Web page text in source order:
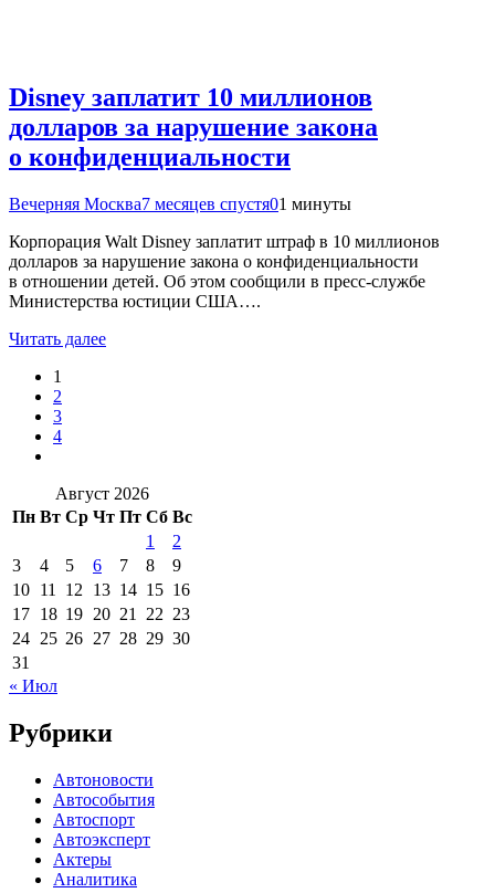
Disney заплатит 10 миллионов
долларов за нарушение закона
о конфиденциальности
Вечерняя Москва7 месяцев спустя01 минуты
Корпорация Walt Disney заплатит штраф в 10 миллионов
долларов за нарушение закона о конфиденциальности
в отношении детей. Об этом сообщили в пресс-службе
Министерства юстиции США….
Читать далее
1
2
3
4
Август 2026
Пн Вт Ср Чт Пт Сб Вс
1
2
3
4 5 6 7 8
9
10 11 12 13 14 15 16
17 18 19 20 21 22 23
24 25 26 27 28 29 30
31
« Июл
Рубрики
Автоновости
Автособытия
Автоспорт
Автоэксперт
Актеры
Аналитика